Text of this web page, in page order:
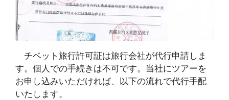
チベット旅行許可証は旅行会社が代行申請しま
す。個人での手続きは不可です。当社にツアーを
お申し込みいただければ、以下の流れで代行手配
いたします。